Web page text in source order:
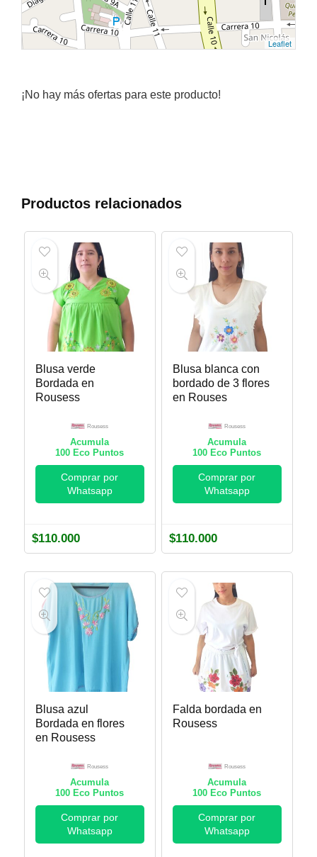
Leaflet
¡No hay más ofertas para este producto!
Productos relacionados
Blusa verde
Bordada en
Rousess
Rousess
Acumula
100 Eco Puntos
Comprar por
Whatsapp
$110.000
Blusa blanca con
bordado de 3 flores
en Rouses
Rousess
Acumula
100 Eco Puntos
Comprar por
Whatsapp
$110.000
Blusa azul
Bordada en flores
en Rousess
Rousess
Acumula
100 Eco Puntos
Comprar por
Whatsapp
Falda bordada en
Rousess
Rousess
Acumula
100 Eco Puntos
Comprar por
Whatsapp